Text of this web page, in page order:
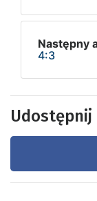
Następny
4:3
Udostępnij